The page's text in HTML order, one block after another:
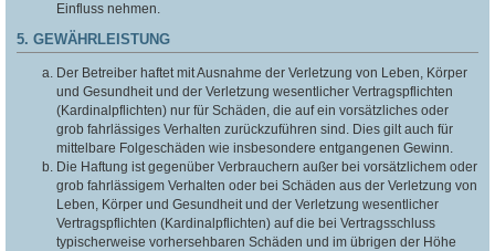
Einfluss nehmen.
5. GEWÄHRLEISTUNG
Der Betreiber haftet mit Ausnahme der Verletzung von Leben, Körper
und Gesundheit und der Verletzung wesentlicher Vertragspflichten
(Kardinalpflichten) nur für Schäden, die auf ein vorsätzliches oder
grob fahrlässiges Verhalten zurückzuführen sind. Dies gilt auch für
mittelbare Folgeschäden wie insbesondere entgangenen Gewinn.
Die Haftung ist gegenüber Verbrauchern außer bei vorsätzlichem oder
grob fahrlässigem Verhalten oder bei Schäden aus der Verletzung von
Leben, Körper und Gesundheit und der Verletzung wesentlicher
Vertragspflichten (Kardinalpflichten) auf die bei Vertragsschluss
typischerweise vorhersehbaren Schäden und im übrigen der Höhe